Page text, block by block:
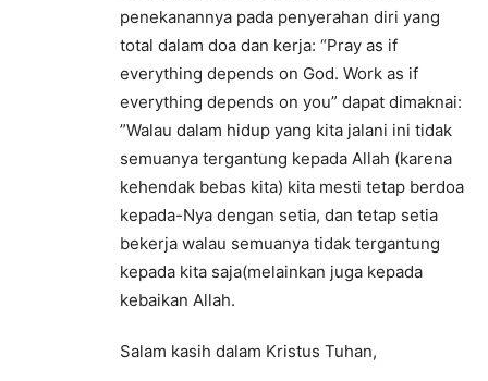
penekanannya pada penyerahan diri yang
total dalam doa dan kerja: “Pray as if
everything depends on God. Work as if
everything depends on you” dapat dimaknai:
”Walau dalam hidup yang kita jalani ini tidak
semuanya tergantung kepada Allah (karena
kehendak bebas kita) kita mesti tetap berdoa
kepada-Nya dengan setia, dan tetap setia
bekerja walau semuanya tidak tergantung
kepada kita saja(melainkan juga kepada
kebaikan Allah.
Salam kasih dalam Kristus Tuhan,